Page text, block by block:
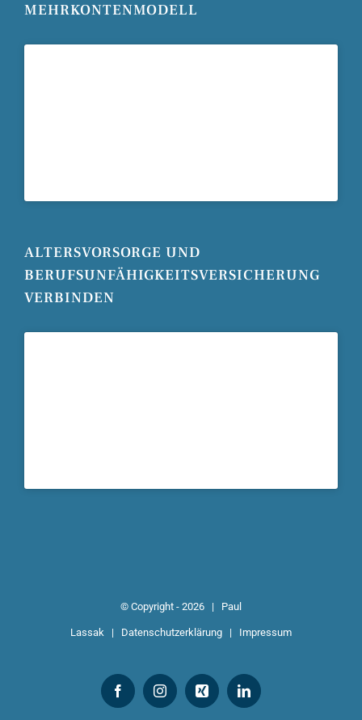
MEHRKONTENMODELL
ALTERSVORSORGE UND
BERUFSUNFÄHIGKEITSVERSICHERUNG
VERBINDEN
© Copyright - 2026 | Paul
Lassak | Datenschutzerklärung | Impressum
FacebookInstagramXing LinkedIn